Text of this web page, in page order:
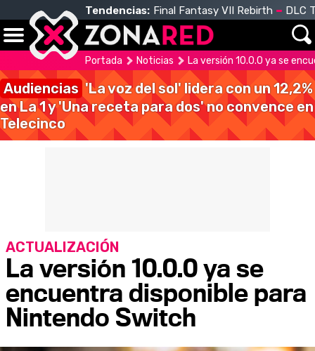
Tendencias: Final Fantasy VII Rebirth DLC
Portada Noticias La versión 10.0.0 ya se
Audiencias 'La voz del sol' lidera con un 12,2%
en La 1 y 'Una receta para dos' no convence en
Telecinco
La versión 10.0.0 ya se
encuentra disponible para
Nintendo Switch
ACTUALIZACIÓN